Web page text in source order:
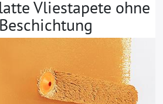
Vliestapete ohne